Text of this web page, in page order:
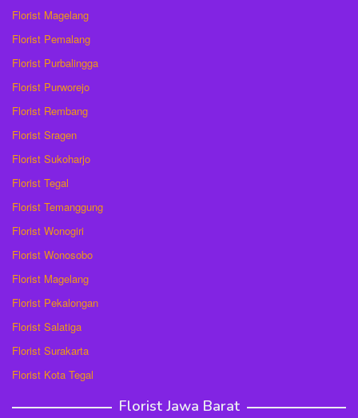
Florist Magelang
Florist Pemalang
Florist Purbalingga
Florist Purworejo
Florist Rembang
Florist Sragen
Florist Sukoharjo
Florist Tegal
Florist Temanggung
Florist Wonogiri
Florist Wonosobo
Florist Magelang
Florist Pekalongan
Florist Salatiga
Florist Surakarta
Florist Kota Tegal
Florist Jawa Barat